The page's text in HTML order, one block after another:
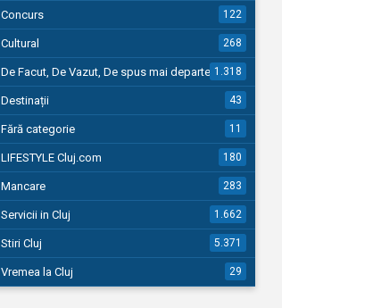
Concurs 122
Cultural 268
De Facut, De Vazut, De spus mai departe…1.318
Destinații 43
Fără categorie 11
LIFESTYLE Cluj.com 180
Mancare 283
Servicii in Cluj 1.662
Stiri Cluj 5.371
Vremea la Cluj 29